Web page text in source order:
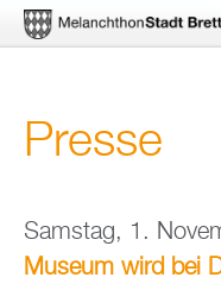
zum
Presse
Samstag, 1.
Museum wird bei